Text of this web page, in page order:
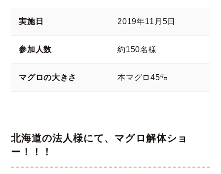
実施日 2019年11月5日
参加人数 約150名様
マグロの大きさ 本マグロ45㌔
北海道の法人様にて、マグロ解体ショ
ー！！！